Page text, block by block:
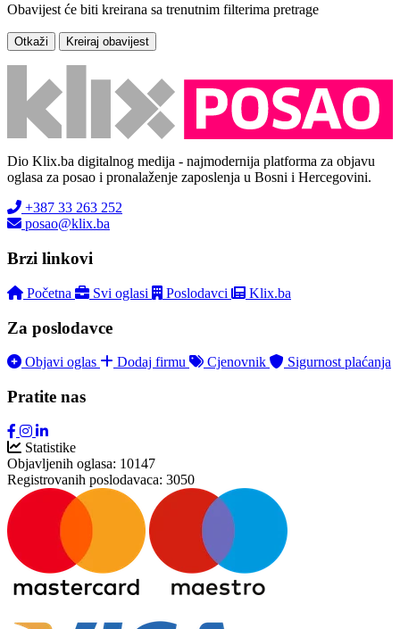
Obavijest će biti kreirana sa trenutnim filterima pretrage
Otkaži Kreiraj obavijest
Dio Klix.ba digitalnog medija - najmodernija platforma za objavu
oglasa za posao i pronalaženje zaposlenja u Bosni i Hercegovini.
+387 33 263 252
posao@klix.ba
Brzi linkovi
Početna Svi oglasi Poslodavci Klix.ba
Za poslodavce
Objavi oglas Dodaj firmu Cjenovnik Sigurnost plaćanja
Pratite nas
Statistike
Objavljenih oglasa: 10147
Registrovanih poslodavaca: 3050